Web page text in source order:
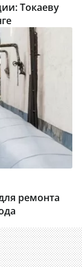
Токаеву
ремонта